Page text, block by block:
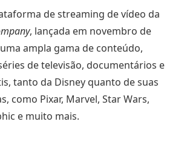
de streaming de vídeo da
, lançada em novembro de
ampla gama de conteúdo,
de televisão, documentários e
tanto da Disney quanto de suas
como Pixar, Marvel, Star Wars,
e muito mais.